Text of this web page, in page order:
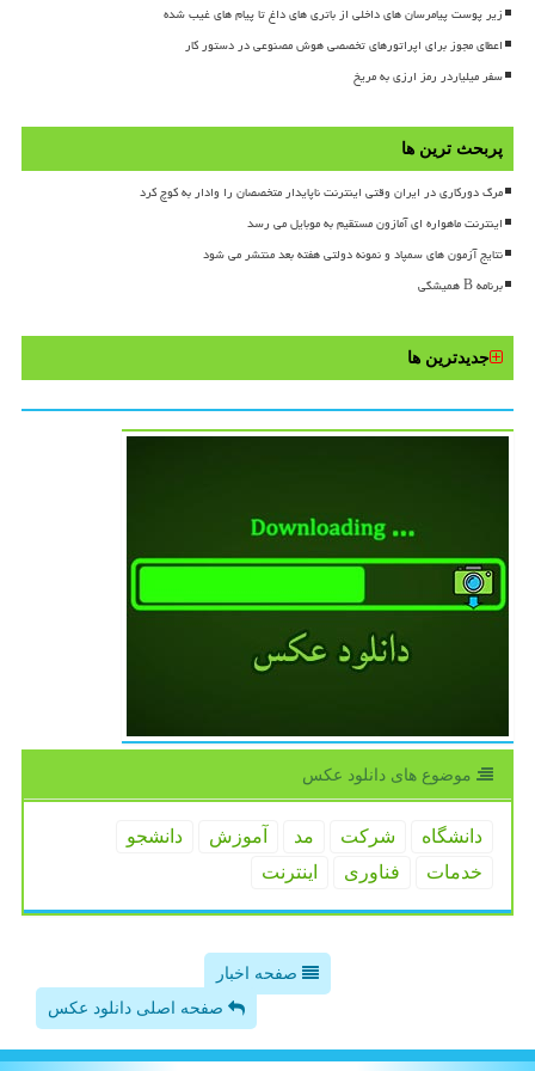
زیر پوست پیامرسان های داخلی از باتری های داغ تا پیام های غیب شده
اعطای مجوز برای اپراتورهای تخصصی هوش مصنوعی در دستور کار
سفر میلیاردر رمز ارزی به مریخ
پربحث ترین ها
مرگ دورکاری در ایران وقتی اینترنت ناپایدار متخصصان را وادار به کوچ کرد
اینترنت ماهواره ای آمازون مستقیم به موبایل می رسد
نتایج آزمون های سمپاد و نمونه دولتی هفته بعد منتشر می شود
برنامه B همیشگی
جدیدترین ها
موضوع های دانلود عكس
دانشگاه شركت مد آموزش
دانشجو
خدمات
فناوری اینترنت
صفحه اخبار
صفحه اصلی دانلود عکس